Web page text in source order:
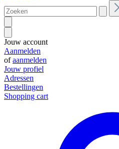
Jouw account
Aanmelden
ofaanmelden
Jouw profiel
Adressen
Bestellingen
Shopping cart